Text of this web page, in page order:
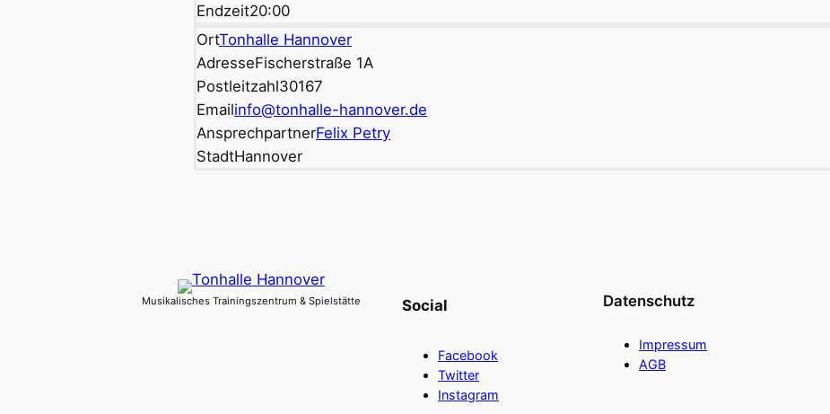
Endzeit20:00
OrtTonhalle Hannover
AdresseFischerstraße 1A
Postleitzahl30167
Emailinfo@tonhalle-hannover.de
AnsprechpartnerFelix Petry
StadtHannover
Musikalisches Trainingszentrum & Spielstätte Social
Facebook
Twitter
Instagram
Datenschutz
Impressum
AGB